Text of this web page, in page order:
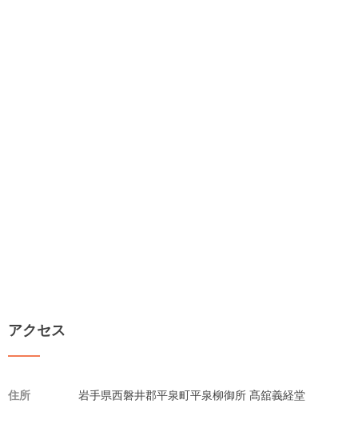
アクセス
住所 岩手県西磐井郡平泉町平泉柳御所 髙舘義経堂